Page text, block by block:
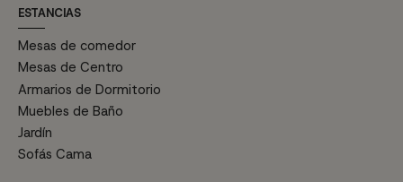
ESTANCIAS
Mesas de comedor
Mesas de Centro
Armarios de Dormitorio
Muebles de Baño
Jardín
Sofás Cama